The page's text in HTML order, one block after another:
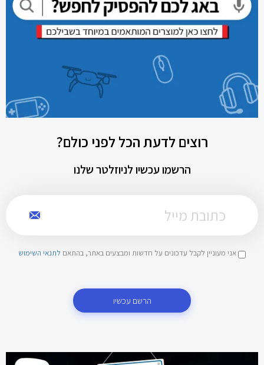
רוצים לדעת הכל לפני כולם?
הרשמו עכשיו לניוזלטר שלנו
אני מעוניין לקבל עדכונים על חדשות ומבצעים באתר, בהתאם לתנאי השימוש
הרשם עכשיו